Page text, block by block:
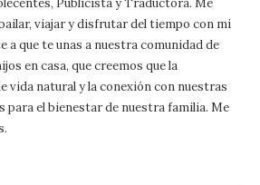
Publicista y Traductora. Me
viajar y disfrutar del tiempo con mi
que te unas a nuestra comunidad de
en casa, que creemos que la
vida natural y la conexión con nuestras
para el bienestar de nuestra familia. Me